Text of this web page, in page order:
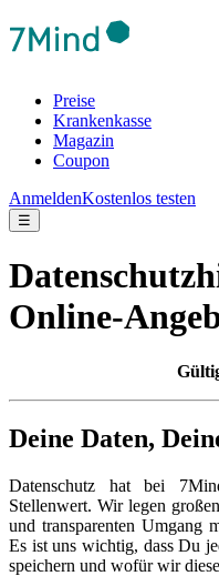
Preise
Krankenkasse
Magazin
Coupon
AnmeldenKostenlos testen
☰
Online-
Deine Daten,
Datenschutz hat bei
Stellenwert. Wir legen
und transparenten Umgang
Es ist uns wichtig, dass Du
speichern und wofür wir